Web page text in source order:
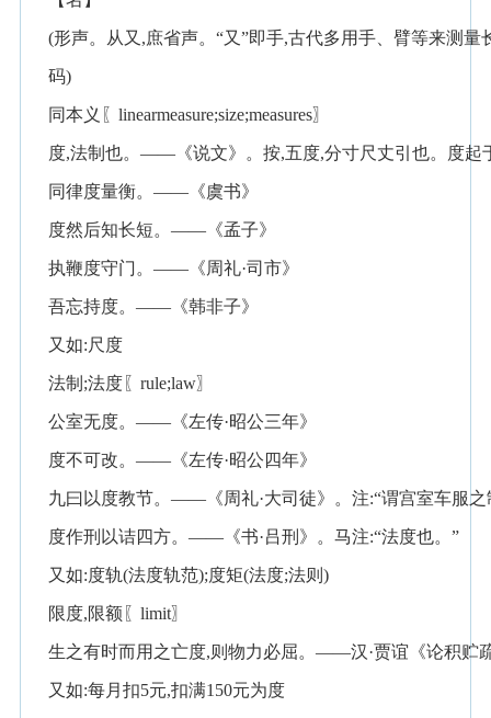
(形声。从又,庶省声。“又”即手,古代多用手、臂等来测量
码)
同本义〖linearmeasure;size;measures〗
度,法制也。——《说文》。按,五度,分寸尺丈引也。度起
同律度量衡。——《虞书》
度然后知长短。——《孟子》
执鞭度守门。——《周礼·司市》
吾忘持度。——《韩非子》
又如:尺度
法制;法度〖rule;law〗
公室无度。——《左传·昭公三年》
度不可改。——《左传·昭公四年》
九曰以度教节。——《周礼·大司徒》。注:“谓宫室车服之
度作刑以诘四方。——《书·吕刑》。马注:“法度也。”
又如:度轨(法度轨范);度矩(法度;法则)
限度,限额〖limit〗
生之有时而用之亡度,则物力必屈。——汉·贾谊《论积贮
又如:每月扣5元,扣满150元为度